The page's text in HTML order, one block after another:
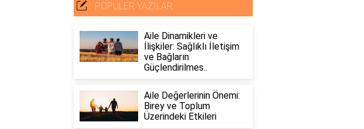
POPÜLER YAZILAR
Aile Dinamikleri ve
İlişkiler: Sağlıklı İletişim
ve Bağların
Güçlendirilmes..
Aile Değerlerinin Önemi:
Birey ve Toplum
Üzerindeki Etkileri